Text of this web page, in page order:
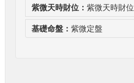
紫微天時財位： 紫微天時財位
基礎命盤： 紫微定盤